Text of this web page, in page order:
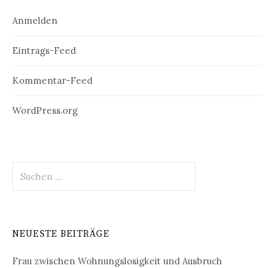
Anmelden
Eintrags-Feed
Kommentar-Feed
WordPress.org
nach:
NEUESTE BEITRÄGE
Frau zwischen Wohnungslosigkeit und Ausbruch